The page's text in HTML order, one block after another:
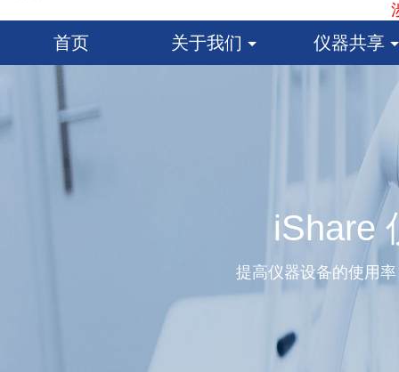
首页 关于我们 仪器共享
iShare
提高仪器设备的使用